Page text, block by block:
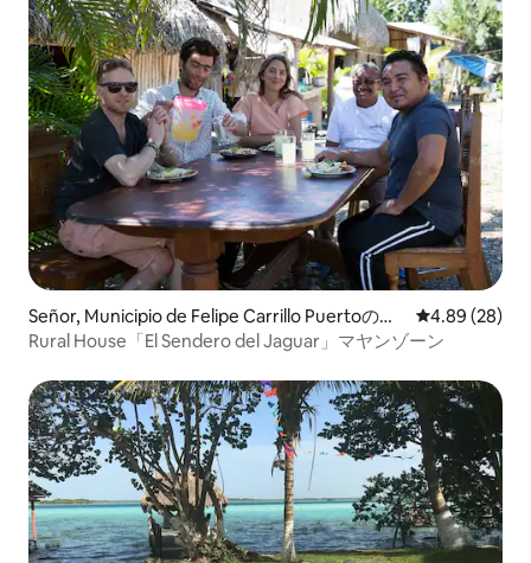
Señor, Municipio de Felipe Carrillo Puertoのコ
テージ
レビュー28
4.89 (28)
Rural House「El Sendero del Jaguar」マヤンゾーン